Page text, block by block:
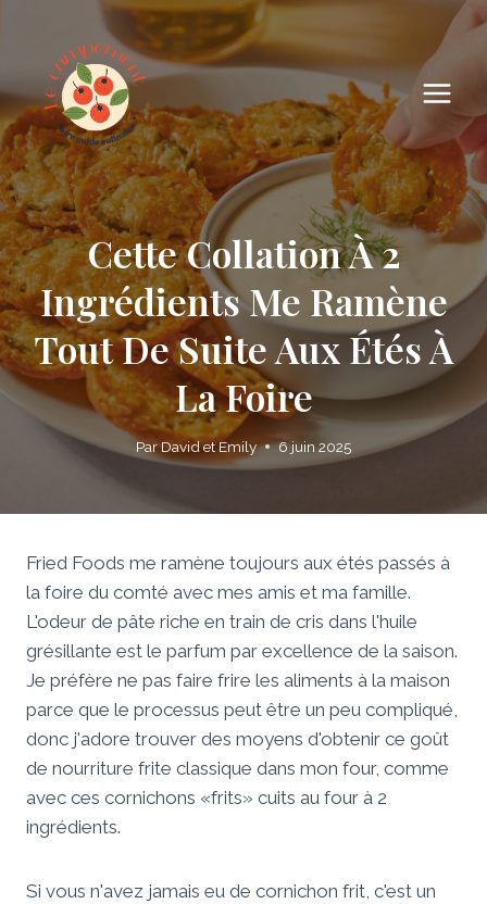
content
Cette Collation À 2
Ingrédients Me Ramène
Tout De Suite Aux Étés À
La Foire
Par David et Emily 6 juin 2025
Fried Foods me ramène toujours aux étés passés à
la foire du comté avec mes amis et ma famille.
L'odeur de pâte riche en train de cris dans l'huile
grésillante est le parfum par excellence de la saison.
Je préfère ne pas faire frire les aliments à la maison
parce que le processus peut être un peu compliqué,
donc j'adore trouver des moyens d'obtenir ce goût
de nourriture frite classique dans mon four, comme
avec ces cornichons «frits» cuits au four à 2
ingrédients.
Si vous n'avez jamais eu de cornichon frit, c'est un